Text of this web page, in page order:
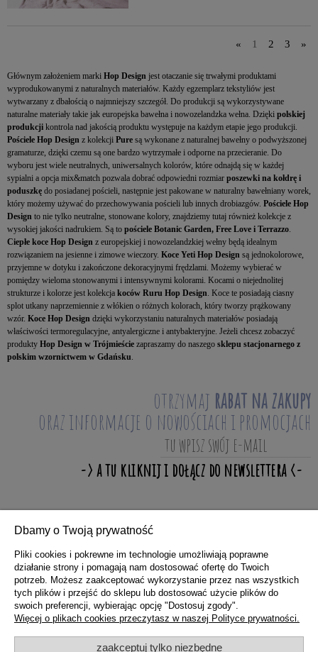
« 1 2 3 »
Głównym założeniem marki Hop Design jest otaczanie się trwałymi produktami
wyprodukowanymi z naturalnych materiałów. Każdy egzemplarz tekstyliów jest
wytwarzany z dbałością o najmniejszy szczegół. Do produkcji są wykorzystywane
naturalne materiały takie jak europejska bawełna i nowozelandzka wełna. Dzięki polskiej
produkcji kontrola nad jakością produktu występuje na każdym etapie jego produkcji.
Pościele Hop Design z kolekcji Pure są wykonane z naturalnej bawełny o podwyższonej
gramaturze, dzięki czemu są one bardzo wytrzymałe i odporne na przecieranie. Do
wyboru jest wiele neutralnych, uniwersalnych kolorów, które odnajdą się w każdej
sypialni a opcja mix&match pozwala dobrać odpowiedni rozmiar poszewki na kołdrę i
poduszkę do posiadanej pościeli, następnie jest pakowane w naturalny bawełniany worek,
który możemy używać do przechowywania pościeli lub innych drobiazgów. Pościele Hop
Design to nie tylko neutralne, stonowane kolory, znajdziemy tutaj również kolekcje z
wysokiej jakości nadrukiem. Są to pościele Botanic Garden, Free Love i Terrazzo.
Ciepłe koce Hop Design z europejskiej i nowozelandzkiej wełny będą idealnym
rozwiązaniem na jesienne i zimowe wieczory. Koce Yeti Hop Design są jednokolorowe,
przyjemne w dotyku i zakończone dekoracyjnymi frędzlami. Możemy wybierać w
pomiędzy wieloma stonowanymi i intensywnymi kolorami. Kocami o niejednolitej
strukturze i kolorze jest kolekcja koców Ruru Hop Design. Koce te posiadają ciasny
splot utkany naprzemiennie z włókien o różnych kolorach, który tworzy prążkowany
wzór. Koce Hop Design dzięki wykorzystaniu naturalnych materiałów posiadają
właściwości termoregulacyjne, antyalergiczne i antybakteryjne. Jeżeli chcesz zobaczyć
produkty Hop Design w Trójmieście zapraszamy do naszego sklepu stacjonarnego z
polskim wzornictwem w Gdańsku.
otrzymaj rabat na zakupy
oraz informacje o nowościach i promocjach
ZAKUPY
POMOC
Dbamy o Twoją prywatność
Pliki cookies i pokrewne im technologie umożliwiają poprawne
działanie strony i pomagają nam dostosować ofertę do Twoich
potrzeb. Możesz zaakceptować wykorzystanie przez nas wszystkich
tych plików i przejść do sklepu lub dostosować użycie plików do
swoich preferencji, wybierając opcję "Dostosuj zgody".
Więcej o plikach cookies przeczytasz w naszej Polityce prywatności.
zaakceptuj tylko niezbędne